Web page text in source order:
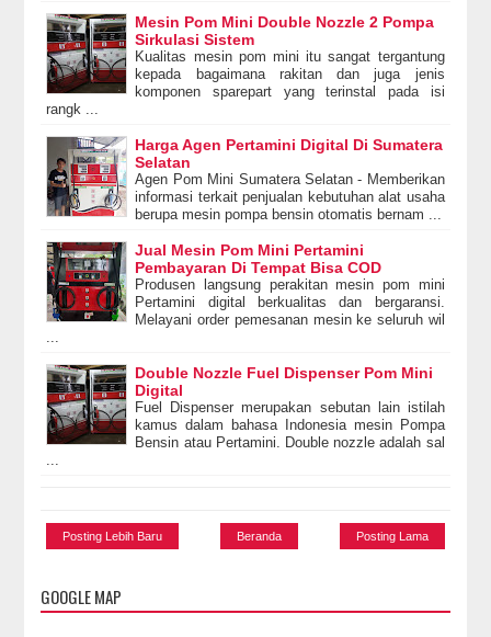
Mesin Pom Mini Double Nozzle 2 Pompa
Sirkulasi Sistem
Kualitas mesin pom mini itu sangat tergantung
kepada bagaimana rakitan dan juga jenis
komponen sparepart yang terinstal pada isi
rangk ...
Harga Agen Pertamini Digital Di Sumatera
Selatan
Agen Pom Mini Sumatera Selatan - Memberikan
informasi terkait penjualan kebutuhan alat usaha
berupa mesin pompa bensin otomatis bernam ...
Jual Mesin Pom Mini Pertamini
Pembayaran Di Tempat Bisa COD
Produsen langsung perakitan mesin pom mini
Pertamini digital berkualitas dan bergaransi.
Melayani order pemesanan mesin ke seluruh wil
Double Nozzle Fuel Dispenser Pom Mini
Digital
Fuel Dispenser merupakan sebutan lain istilah
kamus dalam bahasa Indonesia mesin Pompa
Bensin atau Pertamini. Double nozzle adalah sal
Posting Lebih Baru Posting Lama
Beranda
GOOGLE MAP